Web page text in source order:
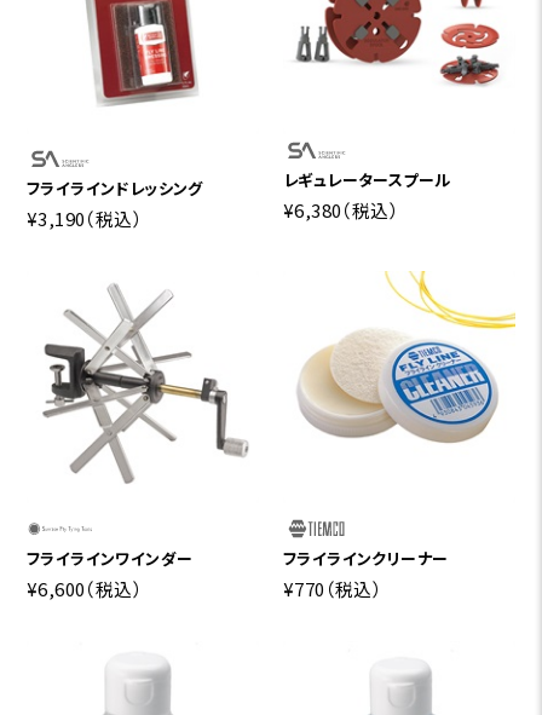
フライラインドレッシング
¥3,190（税込）
レギュレータースプール
¥6,380（税込）
フライラインワインダー
¥6,600（税込）
フライラインクリーナー
¥770 （税込）